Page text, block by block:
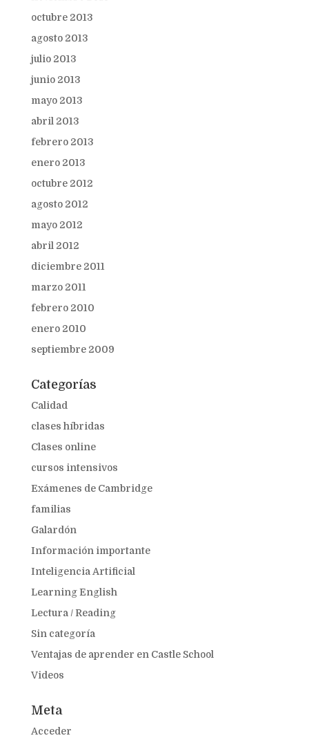
octubre 2013
agosto 2013
julio 2013
junio 2013
mayo 2013
abril 2013
febrero 2013
enero 2013
octubre 2012
agosto 2012
mayo 2012
abril 2012
diciembre 2011
marzo 2011
febrero 2010
enero 2010
septiembre 2009
Categorías
Calidad
clases híbridas
Clases online
cursos intensivos
Exámenes de Cambridge
familias
Galardón
Información importante
Inteligencia Artificial
Learning English
Lectura / Reading
Sin categoría
Ventajas de aprender en Castle School
Videos
Meta
Acceder